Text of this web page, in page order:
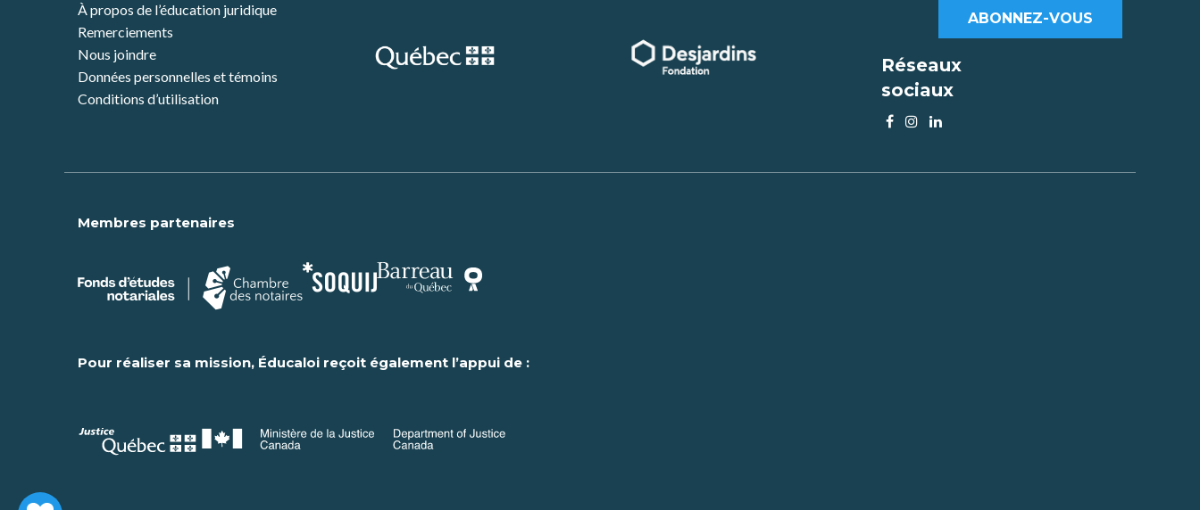
À propos de l’éducation juridique
Remerciements
Nous joindre
Données personnelles et témoins
Conditions d’utilisation
ABONNEZ-VOUS
Réseaux
sociaux
Membres partenaires
Pour réaliser sa mission, Éducaloi reçoit également l’appui de :